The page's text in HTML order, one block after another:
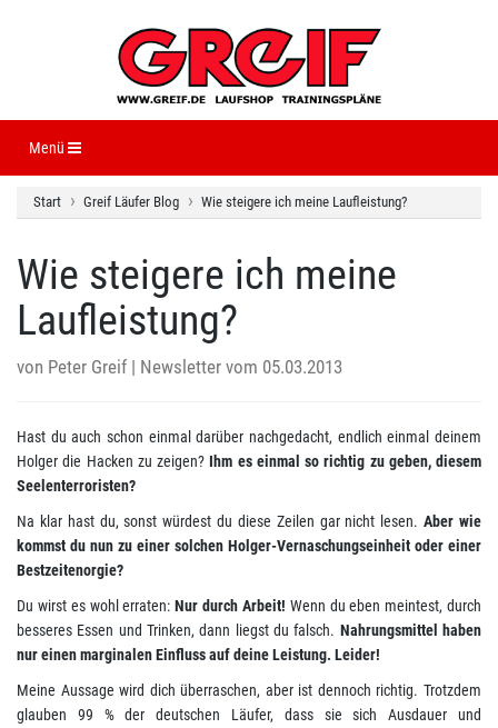
Menü Navigation ein-/ausblenden
Start Greif Läufer Blog Wie steigere ich meine Laufleistung?
Wie steigere ich meine
Laufleistung?
von Peter Greif | Newsletter vom 05.03.2013
Hast du auch schon einmal darüber nachgedacht, endlich einmal deinem
Holger die Hacken zu zeigen?Ihm es einmal so richtig zu geben, diesem
Seelenterroristen?
Na klar hast du, sonst würdest du diese Zeilen gar nicht lesen.Aber wie
kommst du nun zu einer solchen Holger-Vernaschungseinheit oder einer
Bestzeitenorgie?
Du wirst es wohl erraten:Nur durch Arbeit! Wenn du eben meintest, durch
besseres Essen und Trinken, dann liegst du falsch. Nahrungsmittel haben
nur einen marginalen Einfluss auf deine Leistung. Leider!
Meine Aussage wird dich überraschen, aber ist dennoch richtig. Trotzdem
glauben 99 % der deutschen Läufer, dass sie sich Ausdauer und